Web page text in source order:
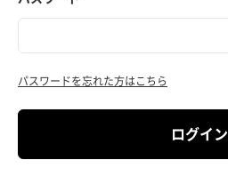
パスワードを忘れた方はこちら
ログイン